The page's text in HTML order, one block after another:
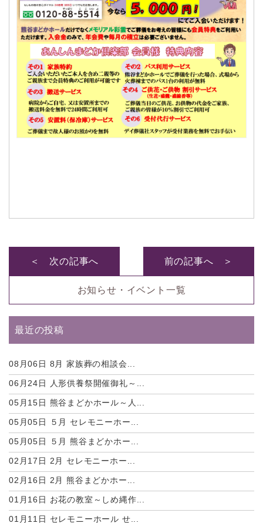
＜ 次の記事へ
お知らせ・イベント一覧
前の記事へ ＞
最近の投稿
08月06日 8月 家族葬の相談会...
06月24日 人形供養祭開催御礼～...
05月15日 熊谷まどかホール～人...
05月05日 ５月 セレモニーホー...
05月05日 ５月 熊谷まどかホー...
02月17日 2月 セレモニーホー...
02月16日 2月 熊谷まどかホー...
01月16日 お花の教室～しめ縄作...
01月11日 セレモニーホール せ...